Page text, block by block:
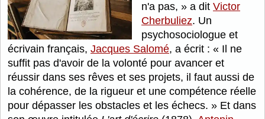
n'a pas,
a dit Victor
Cherbuliez. Un
psychosociologue et
écrivain français, Jacques Salomé, a écrit :
Il ne
suffit pas d'avoir de la volonté pour avancer et
réussir dans ses rêves et ses projets, il faut aussi de
la cohérence, de la rigueur et une compétence réelle
pour dépasser les obstacles et les échecs.
Et dans